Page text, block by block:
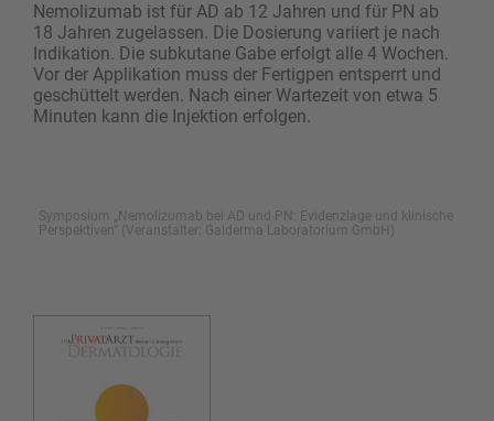
Nemolizumab ist für AD ab 12 Jahren und für PN ab
18 Jahren zugelassen. Die Dosierung variiert je nach
Indikation. Die subkutane Gabe erfolgt alle 4 Wochen.
Vor der Applikation muss der Fertigpen entsperrt und
geschüttelt werden. Nach einer Wartezeit von etwa 5
Minuten kann die Injektion erfolgen.
Symposium „Nemolizumab bei AD und PN: Evidenzlage und klinische
Perspektiven“ (Veranstalter: Galderma Laboratorium GmbH)